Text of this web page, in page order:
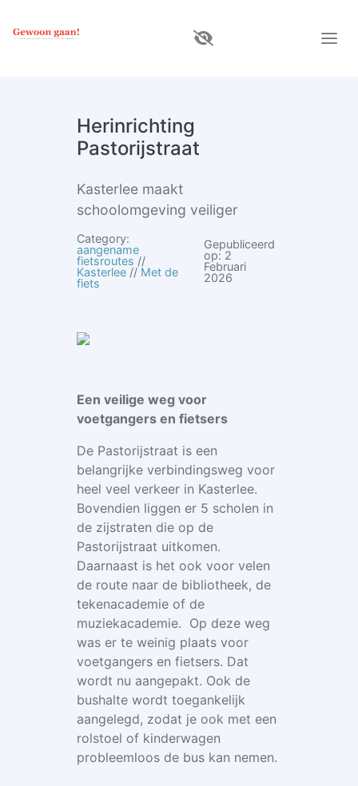
Herinrichting
Pastorijstraat
Kasterlee maakt
schoolomgeving veiliger
Category:
aangename
fietsroutes //
Kasterlee // Met de
fiets
Gepubliceerd
op: 2
Februari
2026
Een veilige weg voor
voetgangers en fietsers
De Pastorijstraat is een
belangrijke verbindingsweg voor
heel veel verkeer in Kasterlee.
Bovendien liggen er 5 scholen in
de zijstraten die op de
Pastorijstraat uitkomen.
Daarnaast is het ook voor velen
de route naar de bibliotheek, de
tekenacademie of de
muziekacademie. Op deze weg
was er te weinig plaats voor
voetgangers en fietsers. Dat
wordt nu aangepakt. Ook de
bushalte wordt toegankelijk
aangelegd, zodat je ook met een
rolstoel of kinderwagen
probleemloos de bus kan nemen.